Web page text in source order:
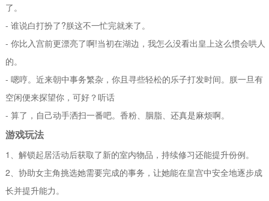
了。
- 谁说白打扮了?朕这不一忙完就来了。
- 你比入宫前更漂亮了啊!当初在湖边，我怎么没看出皇上这么惯会哄人
的。
- 嗯哼。近来朝中事务繁杂，你且寻些轻松的乐子打发时间。朕一旦有
空闲便来探望你，可好？听话
- 算了，自己动手洒扫一番吧。香粉、胭脂、还真是麻烦啊。
游戏玩法
1、解锁起居活动后获取了新的室内物品，持续修习还能提升份例。
2、协助女主角挑选她需要完成的事务，让她能在皇宫中安全地逐步成
长并提升能力。